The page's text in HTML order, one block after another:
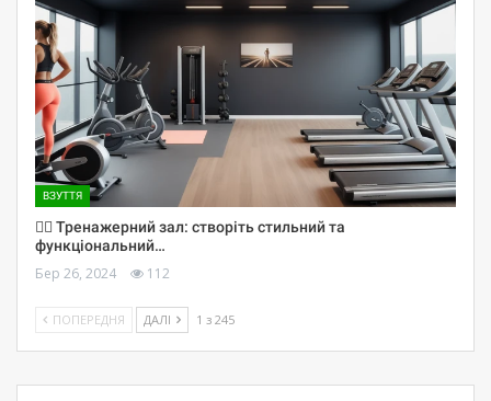
ВЗУТТЯ
🏋️‍♀️ Тренажерний зал: створіть стильний та
функціональний…
Бер 26, 2024 112
ПОПЕРЕДНЯ ДАЛІ 1 з 245